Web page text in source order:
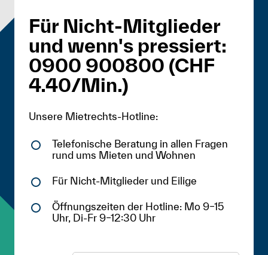
Für Nicht-Mitglieder
und wenn's pressiert:
0900 900800 (CHF
4.40/Min.)
Unsere Mietrechts-Hotline:
Telefonische Beratung in allen Fragen
rund ums Mieten und Wohnen
Für Nicht-Mitglieder und Eilige
Öffnungszeiten der Hotline: Mo 9–15
Uhr, Di-Fr 9–12:30 Uhr